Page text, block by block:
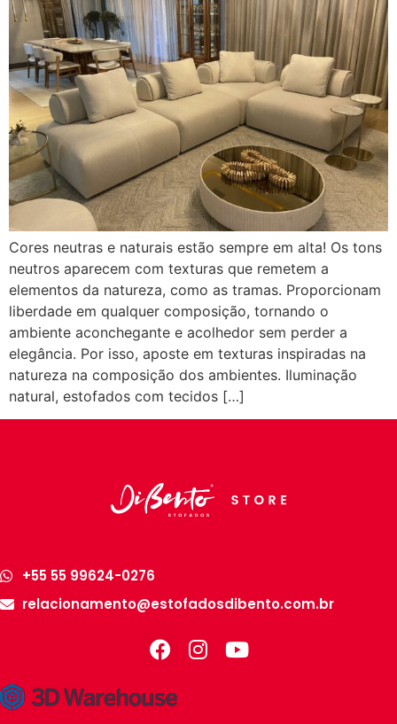
Cores neutras e naturais estão sempre em alta! Os tons
neutros aparecem com texturas que remetem a
elementos da natureza, como as tramas. Proporcionam
liberdade em qualquer composição, tornando o
ambiente aconchegante e acolhedor sem perder a
elegância. Por isso, aposte em texturas inspiradas na
natureza na composição dos ambientes. Iluminação
natural, estofados com tecidos […]
+55 55 99624-0276
relacionamento@estofadosdibento.com.br